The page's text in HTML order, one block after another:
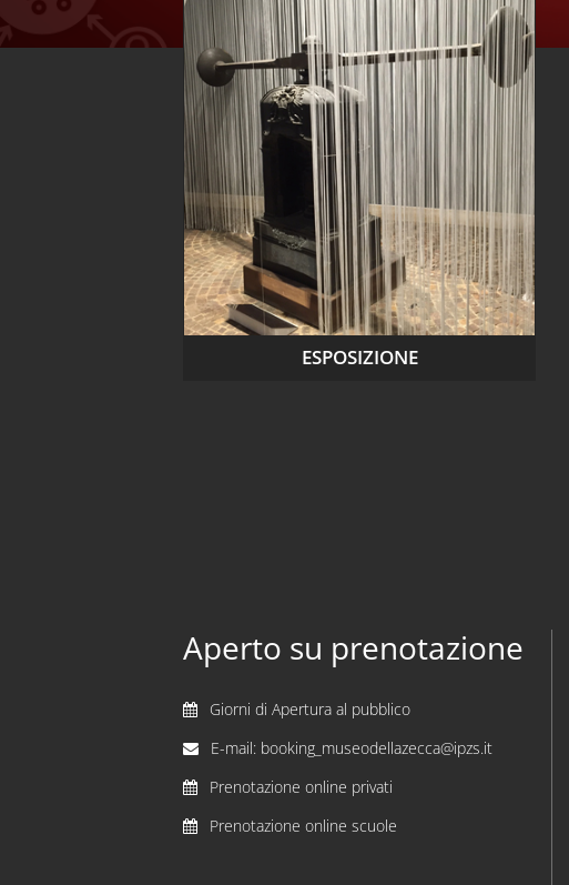
ESPOSIZIONE
Aperto su prenotazione
Giorni di Apertura al pubblico
E-mail: booking_museodellazecca@ipzs.it
Prenotazione online privati
Prenotazione online scuole